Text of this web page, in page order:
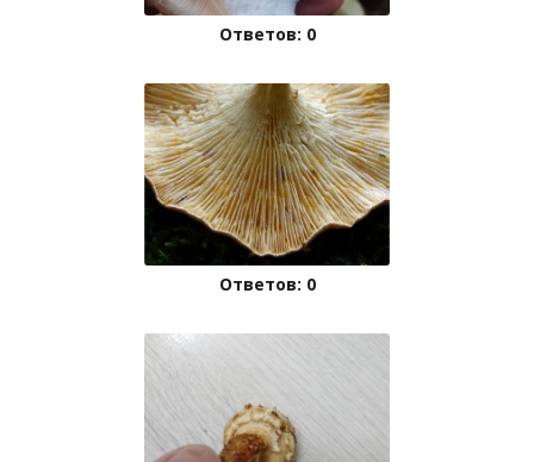
Ответов: 0
Ответов: 0